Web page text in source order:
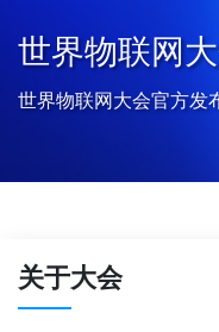
世界物联网
世界物联网大会官方发
关于大会